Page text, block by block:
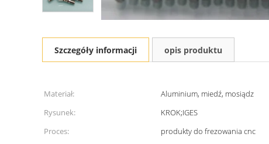
Szczegóły informacji opis produktu
Materiał: Aluminium, miedź, mosiądz
Rysunek:
KROK;IGES
Proces:
produkty do frezowania cnc